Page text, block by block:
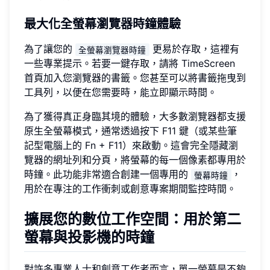
最大化全螢幕瀏覽器時鐘體驗
為了讓您的 全螢幕瀏覽器時鐘
更易於存取，這裡有
一些專業提示。若要一鍵存取，請將 TimeScreen
首頁加入您瀏覽器的書籤。您甚至可以將書籤拖曳到
工具列，以便在您需要時，能立即顯示時間。
為了獲得真正身臨其境的體驗，大多數瀏覽器都支援
原生全螢幕模式，通常透過按下 F11 鍵（或某些筆
記型電腦上的 Fn + F11）來啟動。這會完全隱藏瀏
覽器的網址列和分頁，將螢幕的每一個像素都專用於
時鐘。此功能非常適合創建一個專用的
螢幕時鐘
，
用於在專注的工作衝刺或創意專案期間監控時間。
擴展您的數位工作空間：用於第二
螢幕與投影機的時鐘